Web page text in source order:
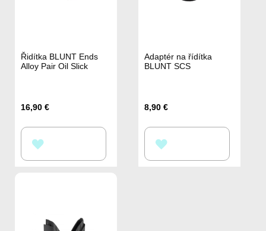
Řidítka BLUNT Ends
Alloy Pair Oil Slick
16,90 €
K
Adaptér na řídítka
BLUNT SCS
8,90 €
K